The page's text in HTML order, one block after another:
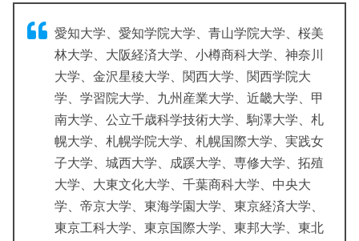
愛知大学、愛知学院大学、青山学院大学、桜美
林大学、大阪経済大学、小樽商科大学、神奈川
大学、金沢星稜大学、関西大学、関西学院大
学、学習院大学、九州産業大学、近畿大学、甲
南大学、公立千歳科学技術大学、駒澤大学、札
幌大学、札幌学院大学、札幌国際大学、実践女
子大学、城西大学、成蹊大学、専修大学、拓殖
大学、大東文化大学、千葉商科大学、中央大
学、帝京大学、東海学園大学、東京経済大学、
東京工科大学、東京国際大学、東邦大学、東北